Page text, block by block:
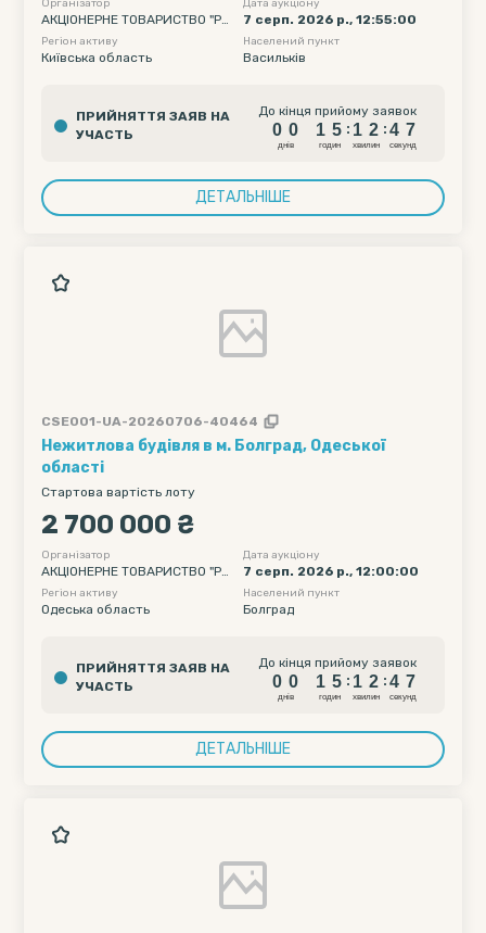
Організатор
АКЦІОНЕРНЕ ТОВАРИСТВО "РА
ЙФФАЙЗЕН БАНК"
Дата аукціону
7 серп. 2026 р., 12:55:00
Регіон активу
Київська область
Населений пункт
Васильків
ПРИЙНЯТТЯ ЗАЯВ НА
УЧАСТЬ
До кінця прийому заявок
0
0
0
0
днiв
1
1
5
5
годин
:
1
1
2
2
хвилин
:
4
4
6
6
секунд
ДЕТАЛЬНІШЕ
CSE001-UA-20260706-40464
Нежитлова будівля в м. Болград, Одеської
області
Стартова вартість лоту
2 700 000 ₴
Організатор
АКЦІОНЕРНЕ ТОВАРИСТВО "РА
ЙФФАЙЗЕН БАНК"
Дата аукціону
7 серп. 2026 р., 12:00:00
Регіон активу
Одеська область
Населений пункт
Болград
ПРИЙНЯТТЯ ЗАЯВ НА
УЧАСТЬ
До кінця прийому заявок
0
0
0
0
днiв
1
1
5
5
годин
:
1
1
2
2
хвилин
:
4
4
6
6
секунд
ДЕТАЛЬНІШЕ